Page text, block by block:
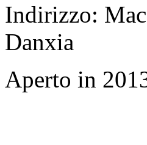
Indirizzo:
Danxia
Aperto in